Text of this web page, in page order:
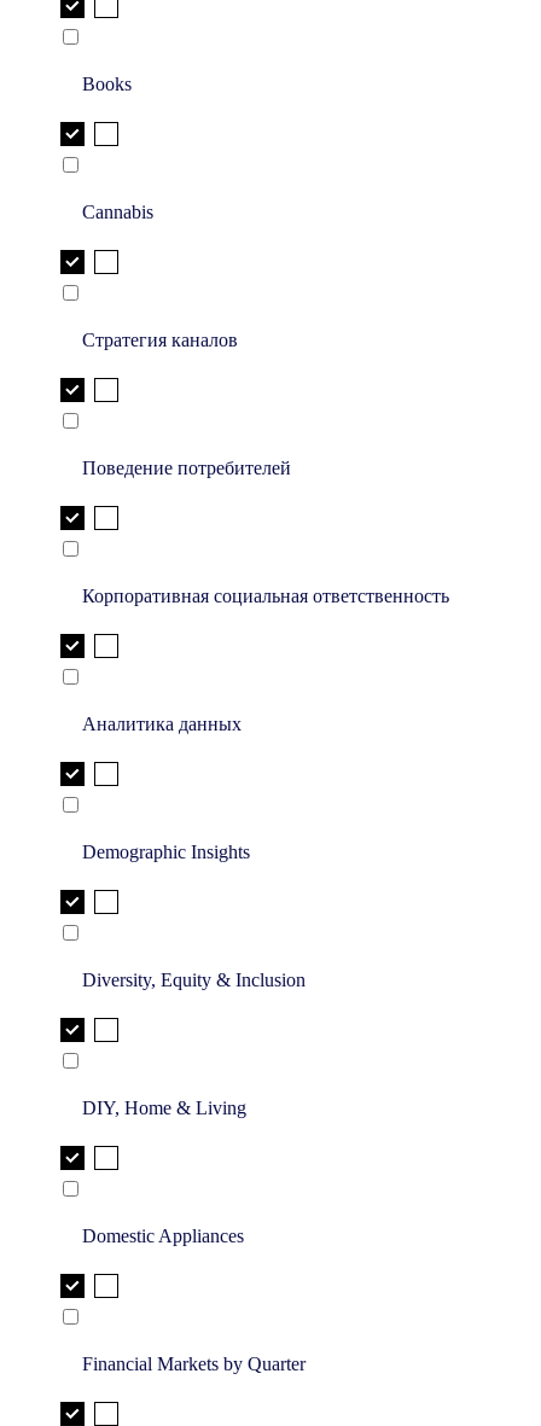
Books
Cannabis
Стратегия каналов
Поведение потребителей
Корпоративная социальная ответственность
Аналитика данных
Demographic Insights
Diversity, Equity & Inclusion
DIY, Home & Living
Domestic Appliances
Financial Markets by Quarter